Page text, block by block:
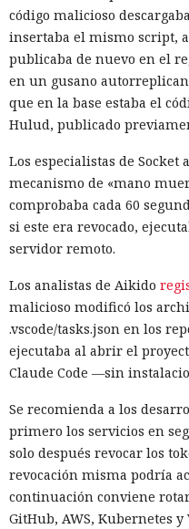
semanas, por lo que el
mismo tiempo.
Google indicó la fecha
algunos usuarios. La
anteriormente reemplazar
dispositivos móviles ya en
desactivación hasta 2026
Gemini y ampliar el
marzo de 2025 Google
móvil de Assistant cedería
asistente de Google en los
compatibles en los países
Volver a Assistant a través
El dispositivo, además,
mínimos de Gemini. En la
asistente no es compatible.
Google Assistant apareció
neuronales generativas y
comandos predefinidos. El
pusiera una alarma,
código malicioso
insertaba el mismo script,
publicaba de nuevo en el
en un gusano
que en la base estaba el
Hulud, publicado
Los especialistas de Socket
mecanismo de «mano
comprobaba cada 60
si este era revocado,
servidor remoto.
Los analistas de Aikido
malicioso modificó los
.vscode/tasks.json en los
ejecutaba al abrir el
Claude Code —sin
Se recomienda a los
primero los servicios en
solo después revocar los
revocación misma podría
continuación conviene
GitHub, AWS, Kubernetes